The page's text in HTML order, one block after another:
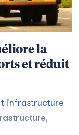
la
et réduit
infrastructure
,